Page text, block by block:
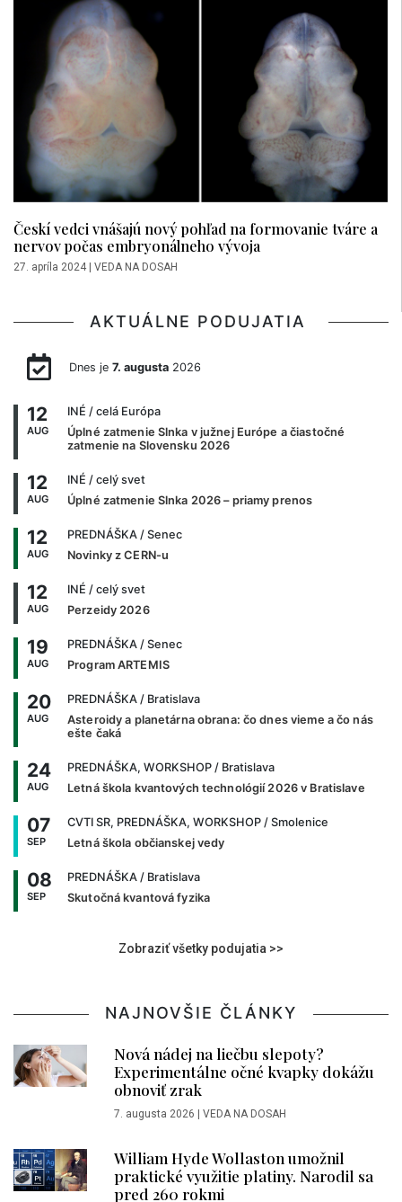
Českí vedci vnášajú nový pohľad na formovanie tváre a
nervov počas embryonálneho vývoja
27. apríla 2024 | VEDA NA DOSAH
AKTUÁLNE PODUJATIA
Dnes je 7. augusta2026
12
AUG
INÉ / celá Európa
Úplné zatmenie Slnka v južnej Európe a čiastočné
zatmenie na Slovensku 2026
12
AUG
INÉ / celý svet
Úplné zatmenie Slnka 2026 – priamy prenos
12
AUG
PREDNÁŠKA / Senec
Novinky z CERN-u
12
AUG
INÉ / celý svet
Perzeidy 2026
19
AUG
PREDNÁŠKA / Senec
Program ARTEMIS
20
AUG
PREDNÁŠKA / Bratislava
Asteroidy a planetárna obrana: čo dnes vieme a čo nás
ešte čaká
24
AUG
PREDNÁŠKA, WORKSHOP / Bratislava
Letná škola kvantových technológií 2026 v Bratislave
07
SEP
CVTI SR, PREDNÁŠKA, WORKSHOP / Smolenice
Letná škola občianskej vedy
08
SEP
PREDNÁŠKA / Bratislava
Skutočná kvantová fyzika
Zobraziť všetky podujatia >>
NAJNOVŠIE ČLÁNKY
Nová nádej na liečbu slepoty?
Experimentálne očné kvapky dokážu
obnoviť zrak
7. augusta 2026 VEDA NA DOSAH
William Hyde Wollaston umožnil
praktické využitie platiny. Narodil sa
pred 260 rokmi